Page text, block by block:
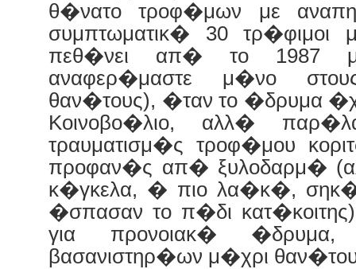
θ�νατο τροφ�μων με
συμπτωματικ� 30
πεθ�νει απ� το 1987
αναφερ�μαστε μ�νο
θαν�τους), �ταν το �δρυμα
Κοινοβο�λιο, αλλ�
τραυματισμ�ς τροφ�μου
προφαν�ς απ� ξυλοδαρμ�
κ�γκελα, � πιο λα�κ�,
�σπασαν το π�δι
για προνοιακ�
βασανιστηρ�ων μ�χρι